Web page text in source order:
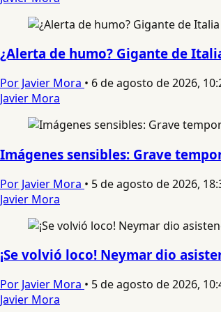
¿Alerta de humo? Gigante de
Por Javier Mora • 6 de agosto de 2026,
Javier Mora
Imágenes sensibles: Grave
Por Javier Mora • 5 de agosto de 2026,
Javier Mora
¡Se volvió loco! Neymar dio
Por Javier Mora • 5 de agosto de 2026,
Javier Mora